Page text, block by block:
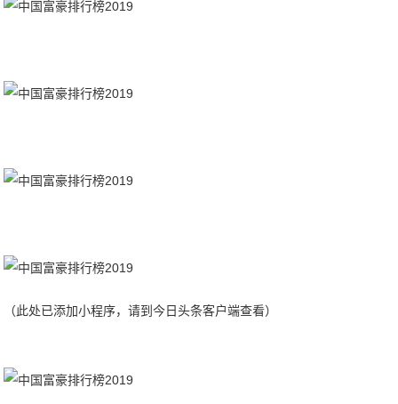
（此处已添加小程序，请到今日头条客户端查看）